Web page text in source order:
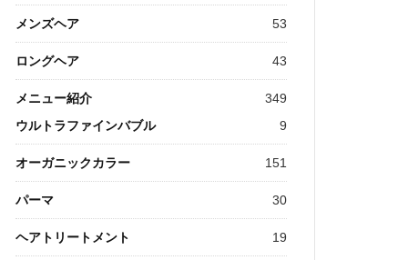
メンズヘア 53
ロングヘア 43
メニュー紹介
349
ウルトラファインバブル
9
オーガニックカラー 151
パーマ 30
ヘアトリートメント 19